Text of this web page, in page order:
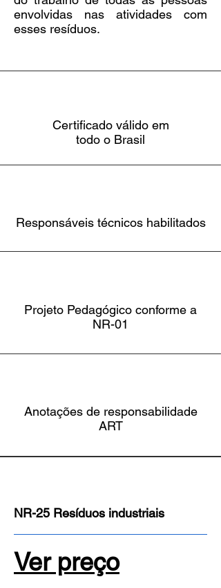
envolvidas nas atividades com
esses resíduos.
Certificado válido em
todo o Brasil
Responsáveis técnicos habilitados
Projeto Pedagógico conforme a
NR-01
Anotações de responsabilidade
ART
NR-25 Resíduos industriais
Ver preço